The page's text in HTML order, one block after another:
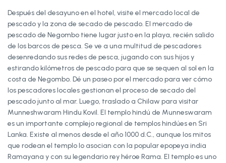
Después del desayuno en el hotel, visite el mercado local de
pescado y la zona de secado de pescado. El mercado de
pescado de Negombo tiene lugar justo en la playa, recién salido
de los barcos de pesca. Se ve a una multitud de pescadores
desenredando sus redes de pesca, jugando con sus hijos y
estirando kilómetros de pescado para que se sequen al sol en la
costa de Negombo. Dé un paseo por el mercado para ver cómo
los pescadores locales gestionan el proceso de secado del
pescado junto al mar. Luego, traslado a Chilaw para visitar
Munneshwaram Hindu Kovil. El templo hindú de Munneswaram
es un importante complejo regional de templos hindúes en Sri
Lanka. Existe al menos desde el año 1000 d.C., aunque los mitos
que rodean el templo lo asocian con la popular epopeya india
Ramayana y con su legendario rey héroe Rama. El templo es uno